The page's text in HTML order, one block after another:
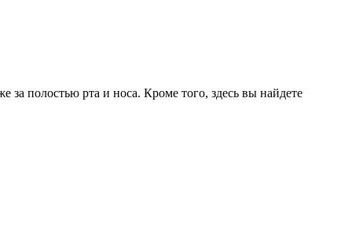
за полостью рта и носа. Кроме того, здесь вы найдете